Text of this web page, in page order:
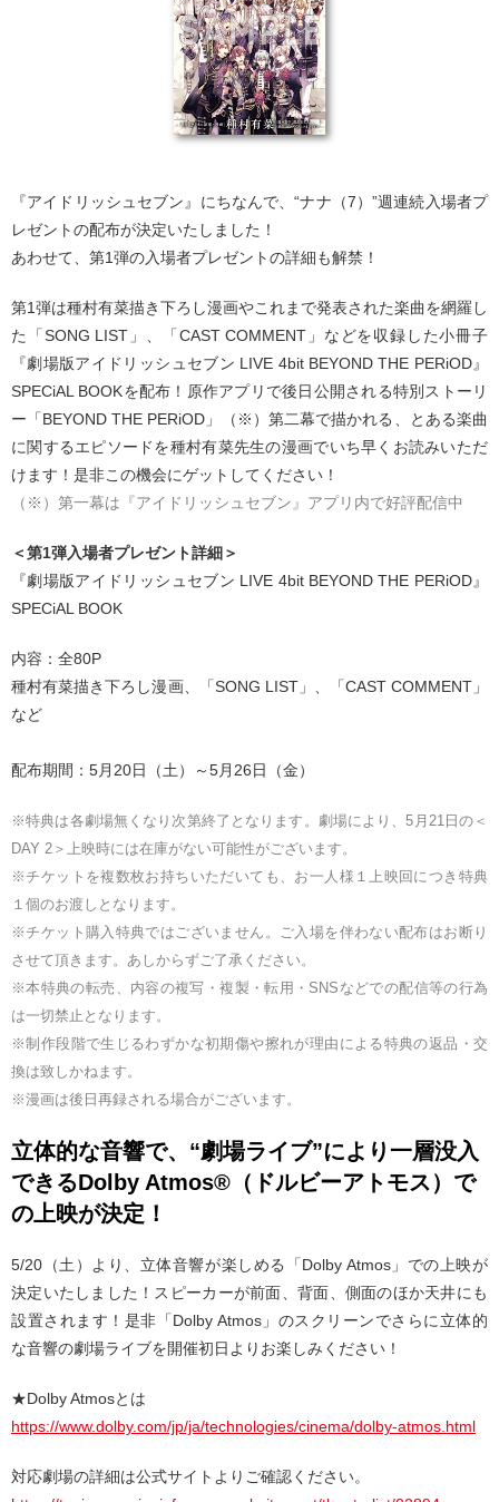
『アイドリッシュセブン』にちなんで、“ナナ（7）”週連続入場者プ
レゼントの配布が決定いたしました！
あわせて、第1弾の入場者プレゼントの詳細も解禁！
第1弾は種村有菜描き下ろし漫画やこれまで発表された楽曲を網羅し
た「SONG LIST」、「CAST COMMENT」などを収録した小冊子
『劇場版アイドリッシュセブン LIVE 4bit BEYOND THE PERiOD』
SPECiAL BOOKを配布！原作アプリで後日公開される特別ストーリ
ー「BEYOND THE PERiOD」（※）第二幕で描かれる、とある楽曲
に関するエピソードを種村有菜先生の漫画でいち早くお読みいただ
けます！是非この機会にゲットしてください！
（※）第一幕は『アイドリッシュセブン』アプリ内で好評配信中
＜第1弾入場者プレゼント詳細＞
『劇場版アイドリッシュセブン LIVE 4bit BEYOND THE PERiOD』
SPECiAL BOOK
内容：全80P
種村有菜描き下ろし漫画、「SONG LIST」、「CAST COMMENT」
など
配布期間：5月20日（土）～5月26日（金）
※特典は各劇場無くなり次第終了となります。劇場により、5月21日の＜
DAY 2＞上映時には在庫がない可能性がございます。
※チケットを複数枚お持ちいただいても、お一人様１上映回につき特典
１個のお渡しとなります。
※チケット購入特典ではございません。ご入場を伴わない配布はお断り
させて頂きます。あしからずご了承ください。
※本特典の転売、内容の複写・複製・転用・SNSなどでの配信等の行為
は一切禁止となります。
※制作段階で生じるわずかな初期傷や擦れが理由による特典の返品・交
換は致しかねます。
※漫画は後日再録される場合がございます。
立体的な音響で、“劇場ライブ”により一層没入
できるDolby Atmos®（ドルビーアトモス）で
の上映が決定！
5/20（土）より、立体音響が楽しめる「Dolby Atmos」での上映が
決定いたしました！スピーカーが前面、背面、側面のほか天井にも
設置されます！是非「Dolby Atmos」のスクリーンでさらに立体的
な音響の劇場ライブを開催初日よりお楽しみください！
★Dolby Atmosとは
https://www.dolby.com/jp/ja/technologies/cinema/dolby-atmos.html
対応劇場の詳細は公式サイトよりご確認ください。